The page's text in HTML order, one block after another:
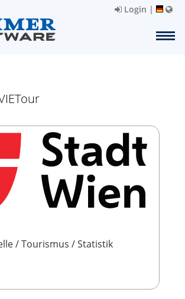
Login |
/ Tourismus / Statistik